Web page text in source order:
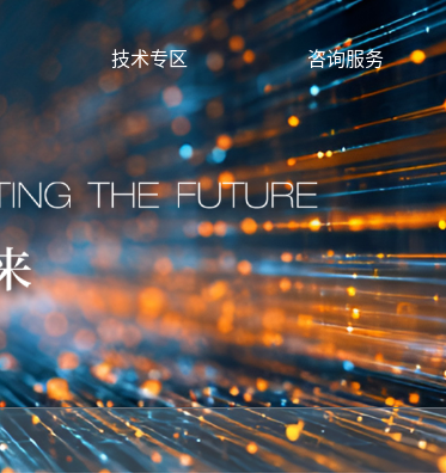
技术专区 咨询服务